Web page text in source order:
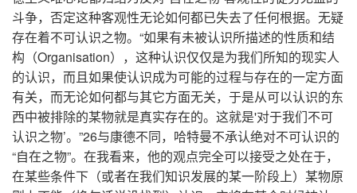
斗争，否定这种客观性无论如何都已失去了任何根据。无疑
存在着不可认识之物。“如果有未被认识所描述的性质和结
构（Organisation），这种认识仅仅是为我们所知的现实人
的认识，而且如果使认识成为可能的过程与存在的一定方面
有关，而无论如何都与其它方面无关，于是从可以认识的东
西中被排除的某物就是真实存在的。这就是'对于我们不可
认识之物’。”26与康德不同，哈特曼不承认绝对不可认识的
“自在之物”。在我看来，他的观点完全可以接受之处在于，
在某些条件下（或者在我们知识发展的某一阶段上）某物原